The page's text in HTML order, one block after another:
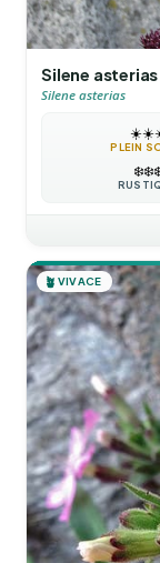
Silene asterias
Silene asterias
☀️☀️
PLEIN
❄️❄️
🪴 VIVACE